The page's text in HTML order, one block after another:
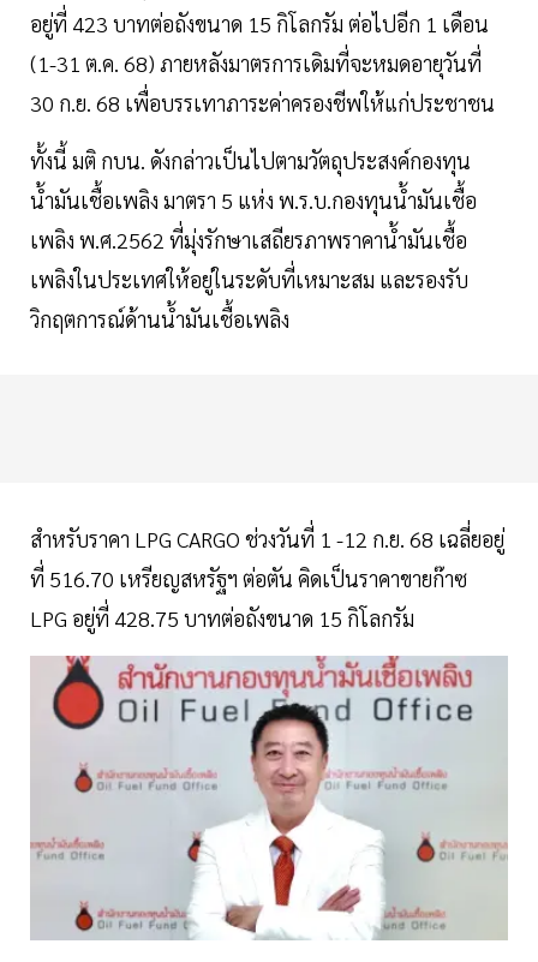
อยู่ที่ 423 บาทต่อถังขนาด 15 กิโลกรัม ต่อไปอีก 1 เดือน
(1-31 ต.ค. 68) ภายหลังมาตรการเดิมที่จะหมดอายุวันที่
30 ก.ย. 68 เพื่อบรรเทาภาระค่าครองชีพให้แก่ประชาชน
ทั้งนี้ มติ กบน. ดังกล่าวเป็นไปตามวัตถุประสงค์กองทุน
น้ำมันเชื้อเพลิง มาตรา 5 แห่ง พ.ร.บ.กองทุนน้ำมันเชื้อ
เพลิง พ.ศ.2562 ที่มุ่งรักษาเสถียรภาพราคาน้ำมันเชื้อ
เพลิงในประเทศให้อยู่ในระดับที่เหมาะสม และรองรับ
วิกฤตการณ์ด้านน้ำมันเชื้อเพลิง
สำหรับราคา LPG CARGO ช่วงวันที่ 1 -12 ก.ย. 68 เฉลี่ยอยู่
ที่ 516.70 เหรียญสหรัฐฯ ต่อตัน คิดเป็นราคาขายก๊าซ
LPG อยู่ที่ 428.75 บาทต่อถังขนาด 15 กิโลกรัม